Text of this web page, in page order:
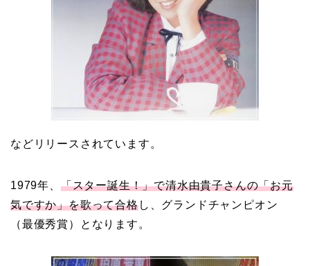
岩堀せりと夫のGLAY・T
AKUROの結婚馴れ初め
はスポーツジム！キュー
ピットは佐田真由美
などリリースされています。
1979年、 「スター誕生！」で清水由貴子さんの「お元
気ですか」を歌って合格し、グランドチャンピオン
（最優秀賞）となります。